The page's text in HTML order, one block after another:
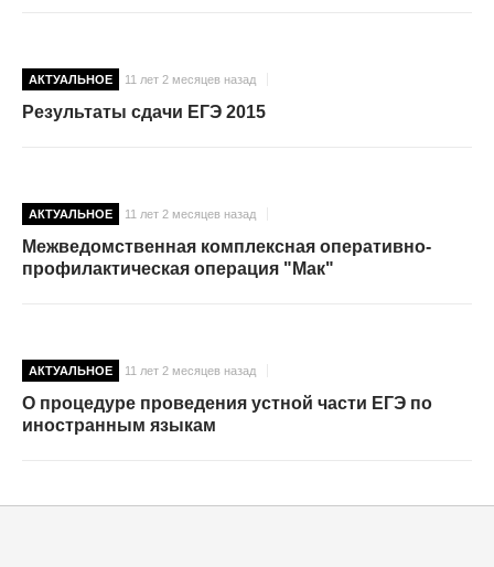
АКТУАЛЬНОЕ 11 лет 2 месяцев назад
Результаты сдачи ЕГЭ 2015
АКТУАЛЬНОЕ 11 лет 2 месяцев назад
Межведомственная комплексная оперативно-
профилактическая операция "Мак"
АКТУАЛЬНОЕ 11 лет 2 месяцев назад
О процедуре проведения устной части ЕГЭ по
иностранным языкам